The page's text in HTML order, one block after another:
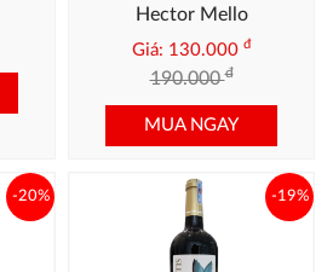
Hector Mello
Giá: 130.000 đ
190.000đ
MUA NGAY
-20% -19%